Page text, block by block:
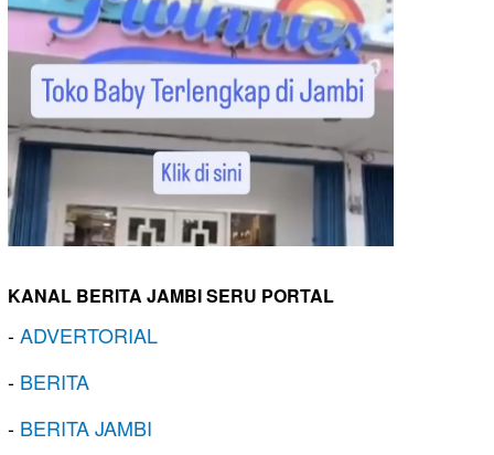
KANAL BERITA JAMBI SERU PORTAL
-ADVERTORIAL
- BERITA
- BERITA JAMBI